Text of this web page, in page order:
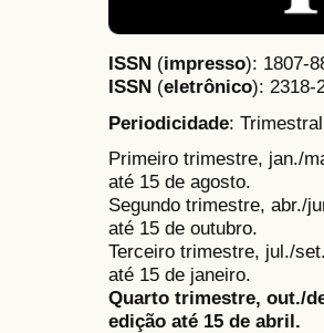
ISSN (impresso): 1807-
ISSN (eletrônico): 2318-
Periodicidade: Trimestral
Primeiro trimestre, jan./
até 15 de agosto.
Segundo trimestre, abr./
até 15 de outubro.
Terceiro trimestre, jul./
até 15 de janeiro.
Quarto trimestre, out./
edição até 15 de abril.